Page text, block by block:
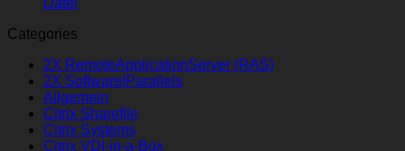
Datei
Categories
2X RemoteApplicationServer (RAS)
2X Software|Parallels
Allgemein
Citrix Sharefile
Citrix Systems
Citrix VDI-in-a-Box